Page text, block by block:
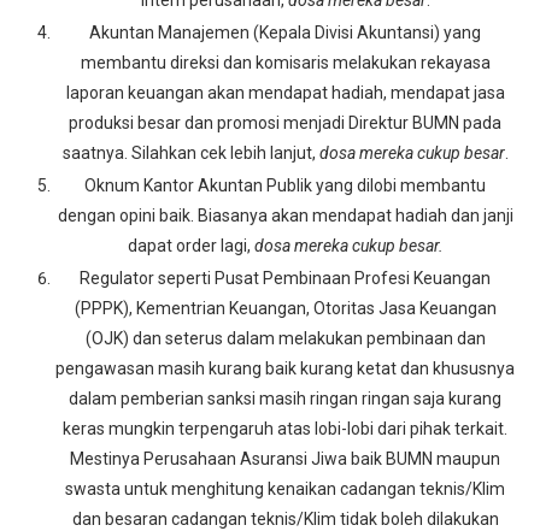
Akuntan Manajemen (Kepala Divisi Akuntansi) yang
membantu direksi dan komisaris melakukan rekayasa
laporan keuangan akan mendapat hadiah, mendapat jasa
produksi besar dan promosi menjadi Direktur BUMN pada
saatnya. Silahkan cek lebih lanjut, dosa mereka cukup besar.
Oknum Kantor Akuntan Publik yang dilobi membantu
dengan opini baik. Biasanya akan mendapat hadiah dan janji
dapat order lagi, dosa mereka cukup besar.
Regulator seperti Pusat Pembinaan Profesi Keuangan
(PPPK), Kementrian Keuangan, Otoritas Jasa Keuangan
(OJK) dan seterus dalam melakukan pembinaan dan
pengawasan masih kurang baik kurang ketat dan khususnya
dalam pemberian sanksi masih ringan ringan saja kurang
keras mungkin terpengaruh atas lobi-lobi dari pihak terkait.
Mestinya Perusahaan Asuransi Jiwa baik BUMN maupun
swasta untuk menghitung kenaikan cadangan teknis/Klim
dan besaran cadangan teknis/Klim tidak boleh dilakukan